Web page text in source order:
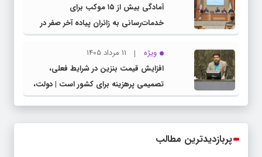
آمادگی بیش از ۱۵ موکب برای
خدمات‌رسانی به زائران پیاده آخر صفر در
شهرستان چناران
ویژه
11 مرداد 1405
افزایش قیمت بنزین در شرایط فعلی،
تصمیمی پرهزینه برای کشور است | دولت،
قاچاق سوخت و عوامل اصلی ناترازی را
پربازدیدترین مطالب